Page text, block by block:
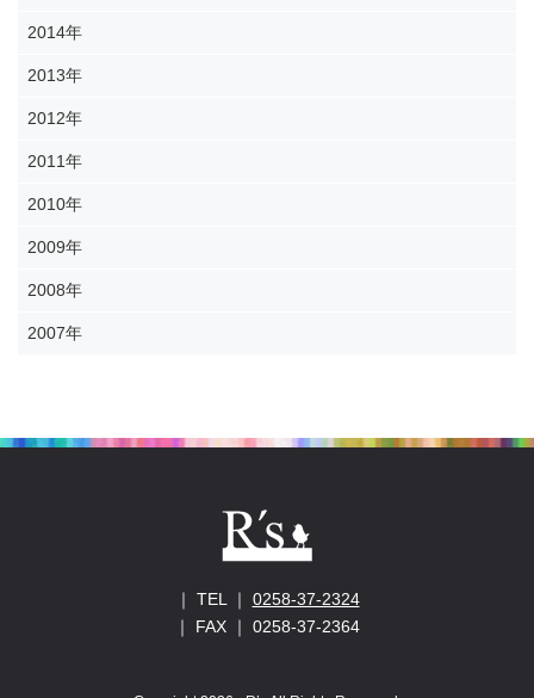
2014年
2013年
2012年
2011年
2010年
2009年
2008年
2007年
｜ TEL ｜ 0258-37-2324
｜ FAX ｜ 0258-37-2364